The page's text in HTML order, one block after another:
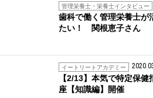
管理栄養士・栄養士インタビュー
歯科で働く管理栄養士が
たい！ 関根恵子さん
イートリートアカデミー
【2/13】本気で特定保
座【知識編】開催